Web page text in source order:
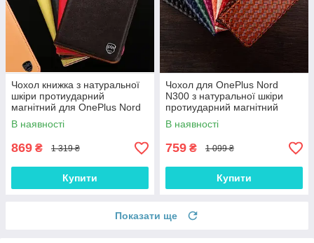
Чохол книжка з натуральної
шкіри протиударний
магнітний для OnePlus Nord
N300 "CLASIC"
В наявності
869 ₴ 1 319 ₴
Купити
Чохол для OnePlus Nord
N300 з натуральної шкіри
протиударний магнітний
книжка з підставкою
"VENETTA"
В наявності
759 ₴ 1 099 ₴
Купити
Показати ще